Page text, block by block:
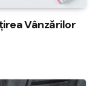
Vânzărilor